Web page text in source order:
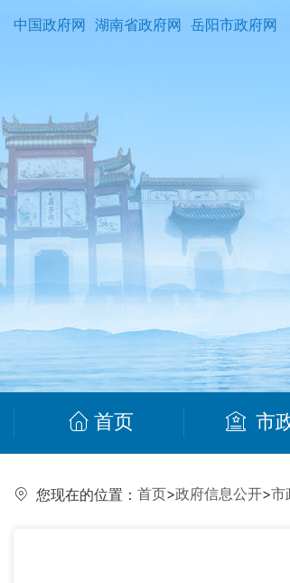
中国政府网 湖南省政府网 岳阳市政府网
首页 市
您现在的位置： 首页>政府信息公开>市